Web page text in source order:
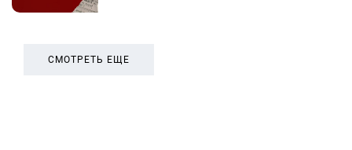
СМОТРЕТЬ ЕЩЕ